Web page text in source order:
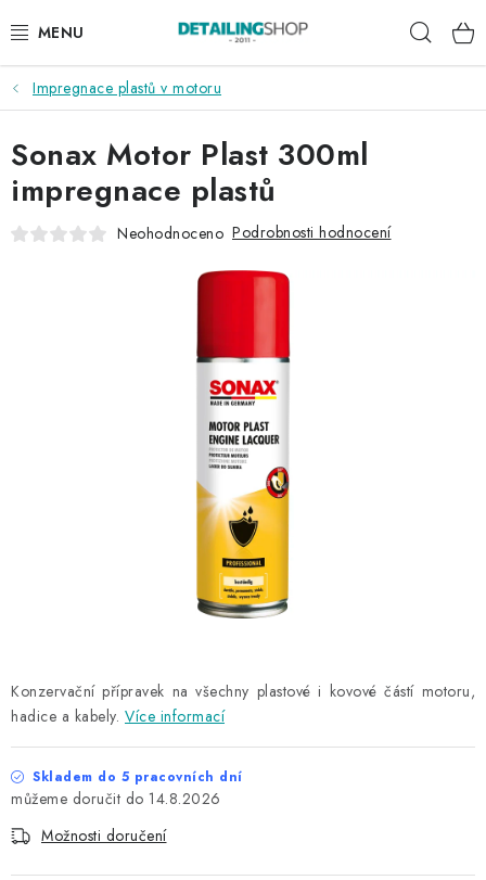
na
AKCE
NOVINKY
EXTERIÉR
DÁRKOVÉ SADY A POUKAZY
Věrnostní program
Všeobecné obchodní podmínky
Podmínky ochrany osobních údajů
Mapa serveru
Impregnace plastů v motoru
Konzervační přípravek na všechny plastové i kovové částí motoru,
hadice a kabely. Více informací
Skladem do 5 pracovních dní
14.8.2026
Možnosti doručení
Sonax Motor Plast 300ml
impregnace plastů
Neohodnoceno Podrobnosti hodnocení